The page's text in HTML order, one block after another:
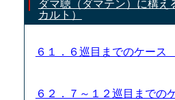
ダマ聴（ダマテン）に構え
カルト）
６１．６巡目までのケース
６２．７～１２巡目までの